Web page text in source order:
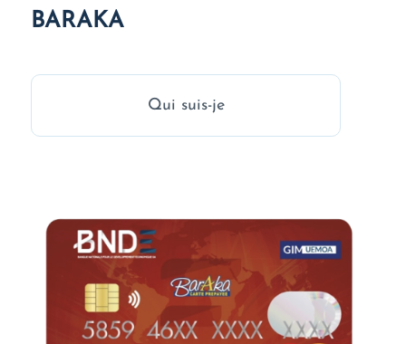
BARAKA
Qui suis-je